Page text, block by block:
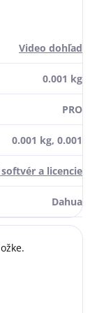
Video dohľad
0.001 kg
PRO
0.001 kg, 0.001
a licencie
Dahua